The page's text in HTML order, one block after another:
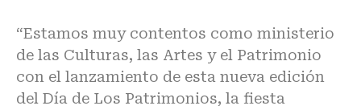
“Estamos muy contentos como ministerio
de las Culturas, las Artes y el Patrimonio
con el lanzamiento de esta nueva edición
del Día de Los Patrimonios, la fiesta